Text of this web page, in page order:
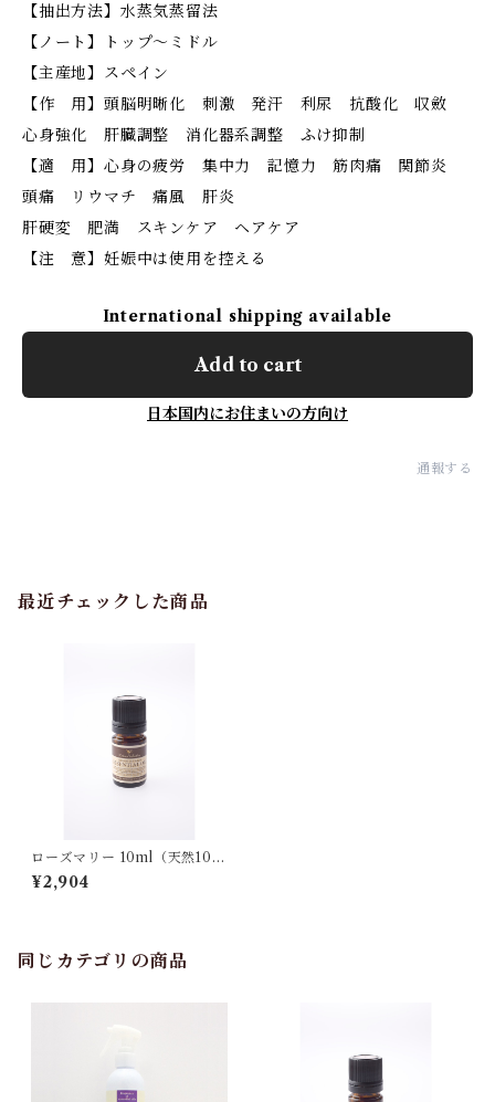
【抽出方法】水蒸気蒸留法
【ノート】トップ～ミドル
【主産地】スペイン
【作 用】頭脳明晰化 刺激 発汗 利尿 抗酸化 収斂
心身強化 肝臓調整 消化器系調整 ふけ抑制
【適 用】心身の疲労 集中力 記憶力 筋肉痛 関節炎
頭痛 リウマチ 痛風 肝炎
肝硬変 肥満 スキンケア ヘアケア
【注 意】妊娠中は使用を控える
International shipping available
Add to cart
日本国内にお住まいの方向け
通報する
最近チェックした商品
ローズマリー 10ml（天然10
0%）エッセンシャルオイル
¥2,904
同じカテゴリの商品